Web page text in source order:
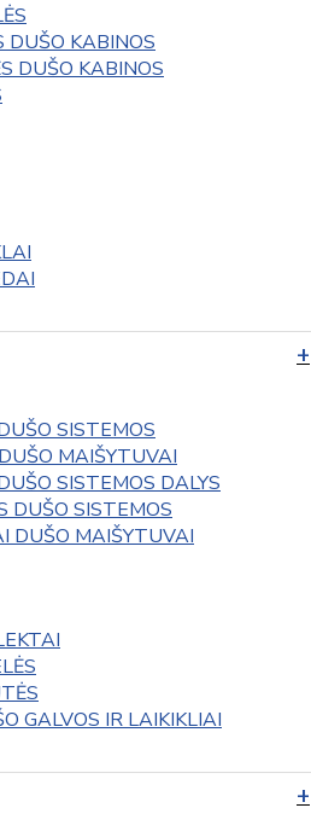
DUŠO KABINOS
DUŠO KABINOS
SISTEMOS
MAIŠYTUVAI
SISTEMOS DALYS
DUŠO SISTEMOS
DUŠO MAIŠYTUVAI
GALVOS IR LAIKIKLIAI